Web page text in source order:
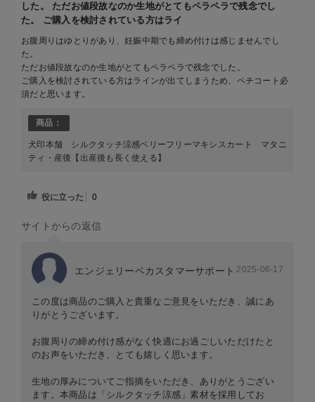
した。 ただお値段故なのか生地がとてもペラペラで残念でし
た。 ご購入を検討されている方はライ
お腹周りはゆとりがあり、妊娠中期でも締め付けは感じませんでし
た。
ただお値段故なのか生地がとてもペラペラで残念でした。
ご購入を検討されている方はラインが出てしまうため、ペチコート必
須だと思います。
商品：
犬印本舗 シルクタッチ涼感ベリーフリーマキシスカート マタニ
ティ・産後【出産後も長く使える】
役に立った 0
サイトからの返信
エンジェリーベカスタマーサポート 2025-06-17
この度は商品のご購入と貴重なご意見をいただき、誠にあ
りがとうございます。
お腹周りの締め付け感がなく快適にお過ごしいただけたと
のお声をいただき、とても嬉しく思います。
生地の厚みについてご指摘をいただき、ありがとうござい
ます。本商品は「シルクタッチ涼感」素材を採用してお